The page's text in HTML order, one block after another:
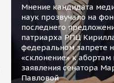
Мнение кандидата
наук прозвучало на
последнего
патриарха РПЦ
федеральном запрете
«склонение» к абортам
заявления сенатора
Павловой